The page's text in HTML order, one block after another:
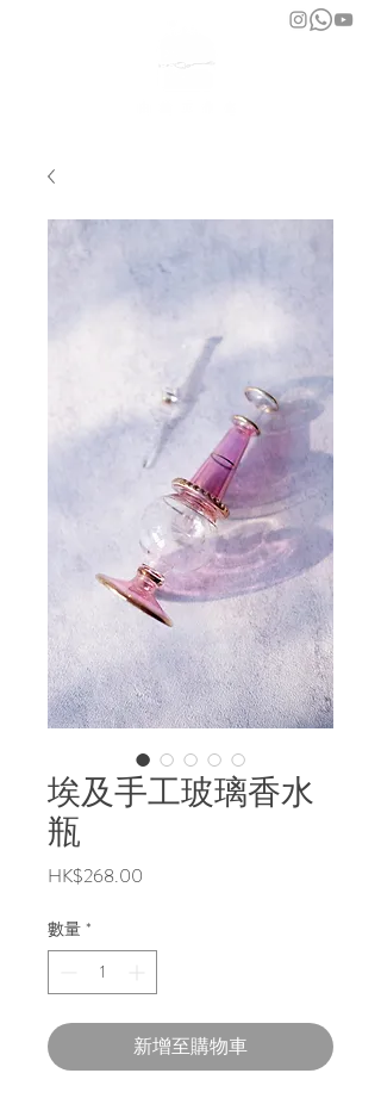
埃及手工玻璃香水
瓶
HK$268.00
數量 *
新增至購物車